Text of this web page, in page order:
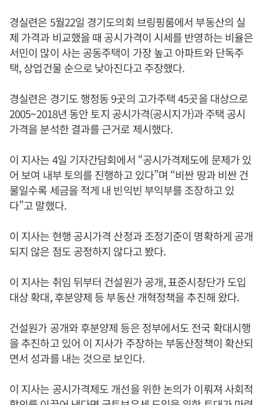
경실련은 5월22일 경기도의회 브링핑룸에서 부동산의 실
제 가격과 비교했을 때 공시가격이 시세를 반영하는 비율은
서민이 많이 사는 공동주택이 가장 높고 아파트와 단독주
택, 상업건물 순으로 낮아진다고 주장했다.
경실련은 경기도 행정동 9곳의 고가주택 45곳을 대상으로
2005~2018년 동안 토지 공시가격(공시지가)과 주택 공시
가격을 분석한 결과를 근거로 제시했다.
이 지사는 4일 기자간담회에서 “공시가격제도에 문제가 있
어 보여 내부 토의를 진행하고 있다”며 “비싼 땅과 비싼 건
물일수록 세금을 적게 내 빈익빈 부익부를 조장하고 있
다”고 말했다.
이 지사는 현행 공시가격 산정과 조정기준이 명확하게 공개
되지 않은 점도 공정하지 않다고 봤다.
이 지사는 취임 뒤부터 건설원가 공개, 표준시장단가 도입
대상 확대, 후분양제 등 부동산 개혁정책을 추진해 왔다.
건설원가 공개와 후분양제 등은 정부에서도 전국 확대시행
을 추진하고 있어 이 지사가 주장하는 부동산정책이 확산되
면서 성과를 내는 것으로 보인다.
이 지사는 공시가격제도 개선을 위한 논의가 이뤄져 사회적